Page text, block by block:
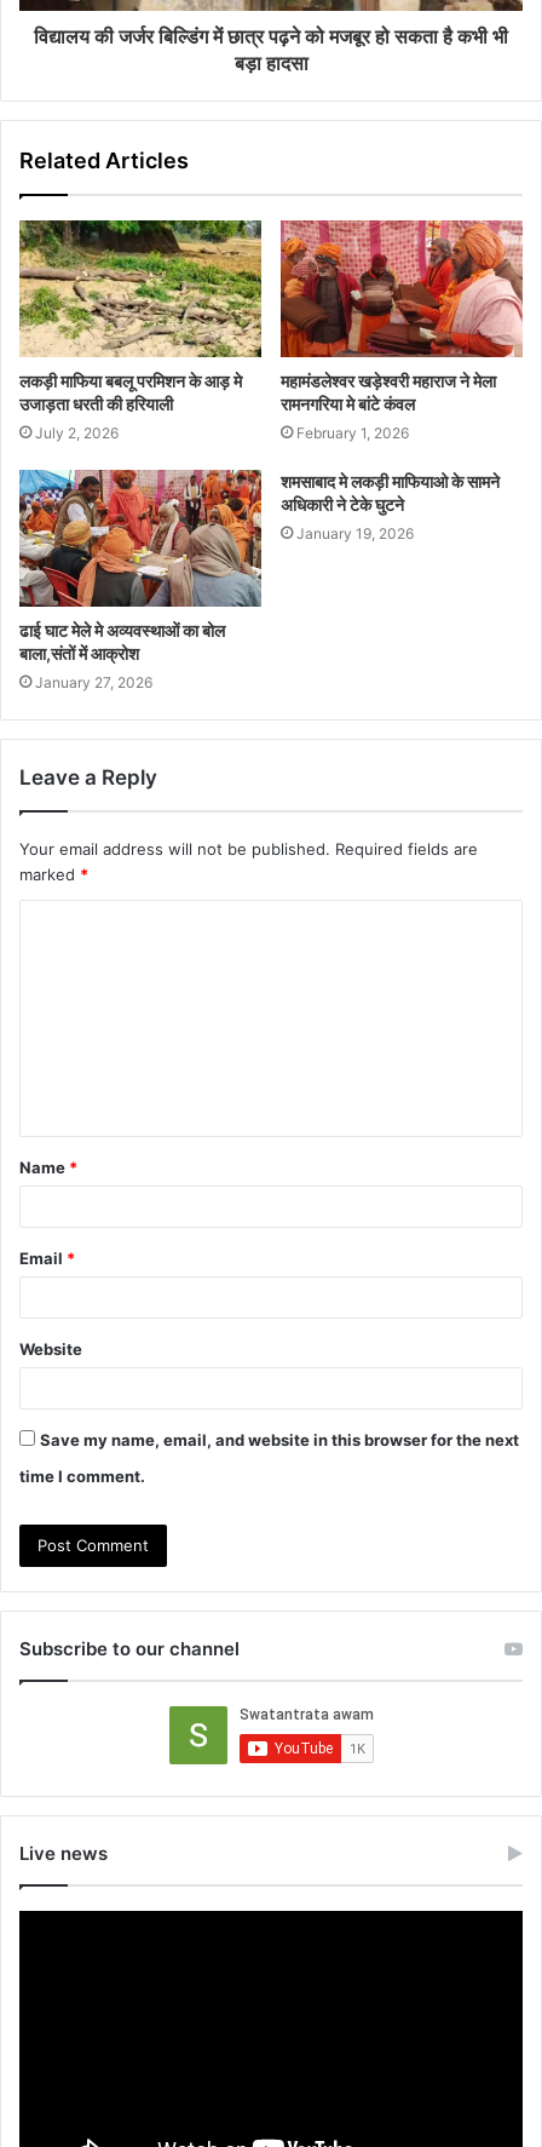
विद्यालय की जर्जर बिल्डिंग में छात्र पढ़ने को मजबूर हो सकता है कभी भी
बड़ा हादसा
Related Articles
लकड़ी माफिया बबलू परमिशन के आड़ मे
उजाड़ता धरती की हरियाली
July 2, 2026
महामंडलेश्वर खड़ेश्वरी महाराज ने मेला
रामनगरिया मे बांटे कंवल
February 1, 2026
ढाई घाट मेले मे अव्यवस्थाओं का बोल
बाला,संतों में आक्रोश
January 27, 2026
शमसाबाद मे लकड़ी माफियाओ के सामने
अधिकारी ने टेके घुटने
January 19, 2026
Leave a Reply
Your email address will not be published. Required fields are
marked *
t
*
Name *
Email *
Website
Save my name, email, and website in this browser for the next
time I comment.
Subscribe to our channel
Live news